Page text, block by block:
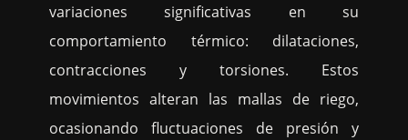
variaciones significativas en su
comportamiento térmico: dilataciones,
contracciones y torsiones. Estos
movimientos alteran las mallas de riego,
ocasionando fluctuaciones de presión y